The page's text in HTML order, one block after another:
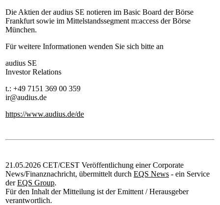
Die Aktien der audius SE notieren im Basic Board der Börse
Frankfurt sowie im Mittelstandssegment m:access der Börse
München.
Für weitere Informationen wenden Sie sich bitte an
audius SE
Investor Relations
t.: +49 7151 369 00 359
ir@audius.de
https://www.audius.de/de
21.05.2026 CET/CEST Veröffentlichung einer Corporate
News/Finanznachricht, übermittelt durch EQS News - ein Service
derEQS Group.
Für den Inhalt der Mitteilung ist der Emittent / Herausgeber
verantwortlich.